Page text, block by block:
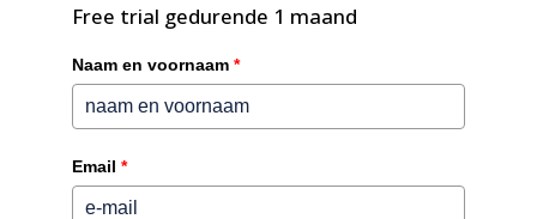
Webinar | HR Processen
voorbereiden op AI !
Free trial gedurende 1 maand
Naam en voornaam *
Email *